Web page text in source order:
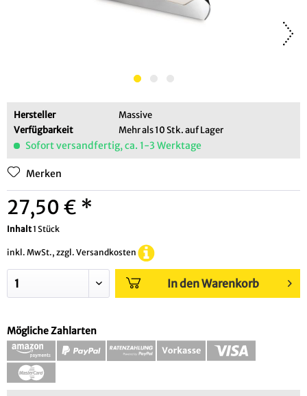
Hersteller
Massive
Verfügbarkeit
Mehr als 10 Stk. auf Lager
Sofort versandfertig, ca. 1-3 Werktage
Merken
27,50 € *
Inhalt1 Stück
inkl. MwSt., zzgl. Versandkosten
In den Warenkorb
Mögliche Zahlarten